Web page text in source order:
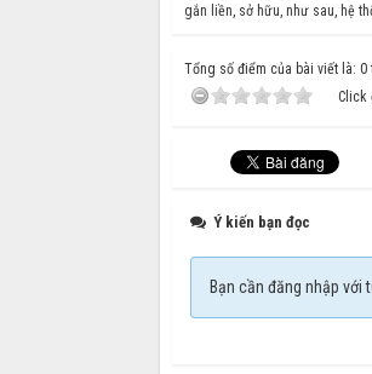
gắn liền, sở hữu, như sau, hệ
Tổng số điểm của bài viết là: 0
Click
Ý kiến bạn đọc
Bạn cần đăng nhập với